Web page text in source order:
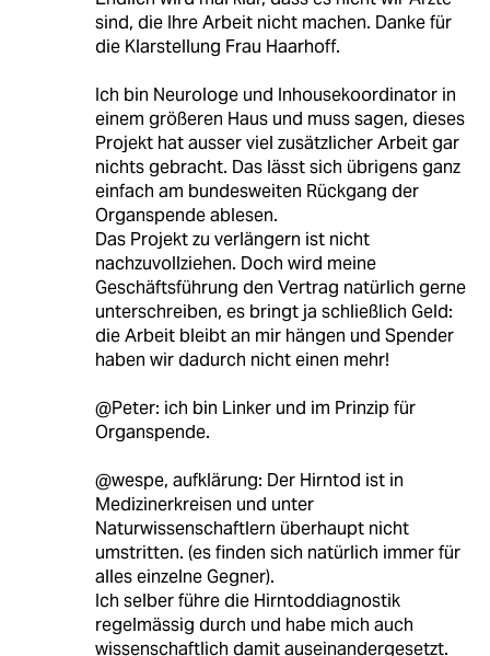
sind, die Ihre Arbeit nicht machen. Danke für
die Klarstellung Frau Haarhoff.
Ich bin Neurologe und Inhousekoordinator in
einem größeren Haus und muss sagen, dieses
Projekt hat ausser viel zusätzlicher Arbeit gar
nichts gebracht. Das lässt sich übrigens ganz
einfach am bundesweiten Rückgang der
Organspende ablesen.
Das Projekt zu verlängern ist nicht
nachzuvollziehen. Doch wird meine
Geschäftsführung den Vertrag natürlich gerne
unterschreiben, es bringt ja schließlich Geld:
die Arbeit bleibt an mir hängen und Spender
haben wir dadurch nicht einen mehr!
@Peter: ich bin Linker und im Prinzip für
Organspende.
@wespe, aufklärung: Der Hirntod ist in
Medizinerkreisen und unter
Naturwissenschaftlern überhaupt nicht
umstritten. (es finden sich natürlich immer für
alles einzelne Gegner).
Ich selber führe die Hirntoddiagnostik
regelmässig durch und habe mich auch
wissenschaftlich damit auseinandergesetzt.